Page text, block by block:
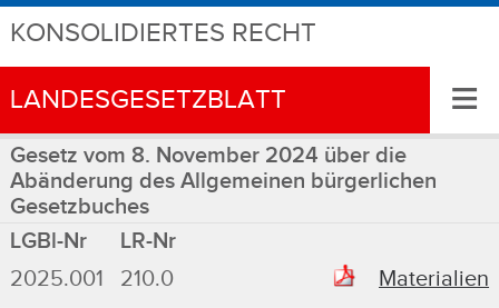
KONSOLIDIERTES RECHT
LANDESGESETZBLATT ≡
Gesetz vom 8. November 2024 über die
Abänderung des Allgemeinen bürgerlichen
Gesetzbuches
LGBl-Nr
LR-Nr
2025.001
210.0 Materialien